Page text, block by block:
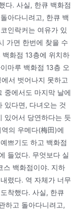
다. 사실, 한큐 백화점
아다니려고, 한큐 백
인락커는 여유가 있
가면 한번에 찾을 수
화점 13층에 위치하
마루 백화점 13층 오
서 벗어나지 못하고
중에서도 마지막 날에
있다면, 다녀오는 것
있어서 당연하다는 듯
의 우메다(梅田)에
쁘기도 하고 백화점
들었다. 무엇보다 실
스 백화점이야. 지하
렸다. 역 자체가 너무
착했다. 사실, 한큐
하고 돌아다니려고,